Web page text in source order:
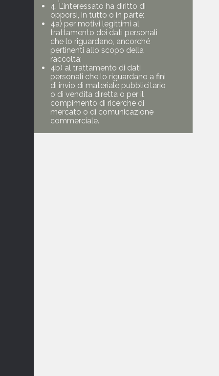
4. L’interessato ha diritto di
opporsi, in tutto o in parte:
4a) per motivi legittimi al
trattamento dei dati personali
che lo riguardano, ancorché
pertinenti allo scopo della
raccolta;
4b) al trattamento di dati
personali che lo riguardano a fini
di invio di materiale pubblicitario
o di vendita diretta o per il
compimento di ricerche di
mercato o di comunicazione
commerciale.